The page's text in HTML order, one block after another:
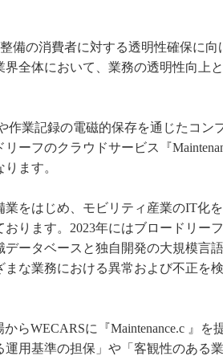
備の消費者に対する透明性確保に
全体において、業務の透明性向上
業記録の電磁的保存を通じたコン
ーフのクラウドサービス『
ます。
をはじめ、モビリティ産業のIT化
ります。2023年にはブロードリー
ータベースと独自開発の大規模言
まな業務における異常および不正を
らWECARSに『Maintenance.c 』を
用基準の担保」や「客観性のある